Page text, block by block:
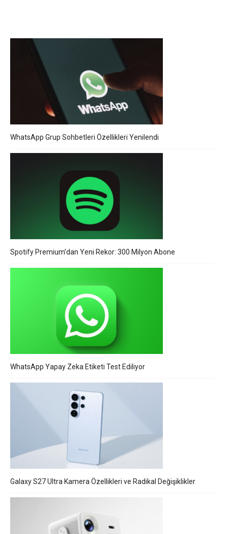
WhatsApp Grup Sohbetleri Özellikleri Yenilendi
Spotify Premium’dan Yeni Rekor: 300 Milyon Abone
WhatsApp Yapay Zeka Etiketi Test Ediliyor
Galaxy S27 Ultra Kamera Özellikleri ve Radikal Değişiklikler